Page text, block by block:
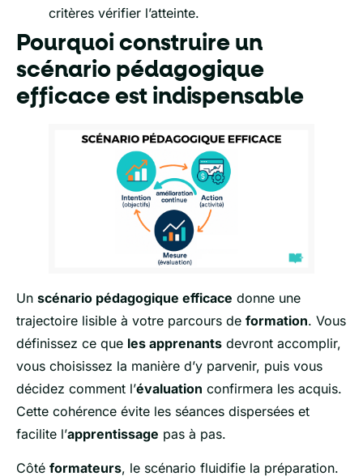
critères vérifier l’atteinte.
Pourquoi construire un
scénario pédagogique
efficace est indispensable
Un scénario pédagogique efficace donne une
trajectoire lisible à votre parcours de formation. Vous
définissez ce que les apprenants devront accomplir,
vous choisissez la manière d’y parvenir, puis vous
décidez comment l’évaluation confirmera les acquis.
Cette cohérence évite les séances dispersées et
facilite l’apprentissage pas à pas.
Côté formateurs, le scénario fluidifie la préparation.